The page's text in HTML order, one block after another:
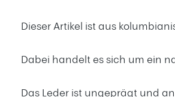
Dieser Artikel ist aus
Dabei handelt es sich um ein
Das Leder ist ungeprägt und